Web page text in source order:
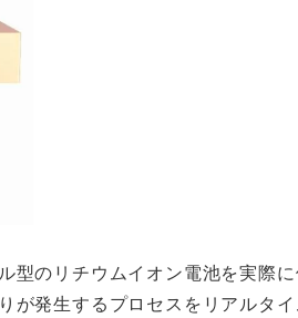
型のリチウムイオン電池を実際
が発生するプロセスをリアルタ